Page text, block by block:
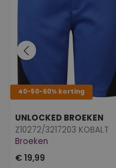
40-50-60% korting
UNLOCKED BROEKEN
Z10272/3217203 KOBALT
Broeken
€ 19,99